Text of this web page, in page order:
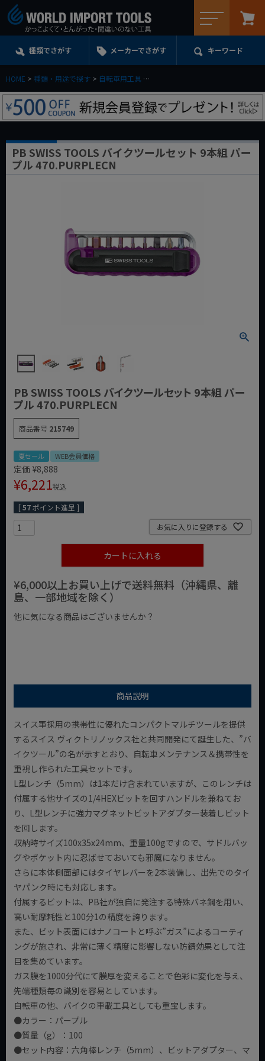
種類でさがす メーカーでさがす キーワード
HOME 種類・用途で探す 自転車用工具
PB SWISS TOOLS バイクツールセット 9本組 パー
プル 470.PURPLECN
PB SWISS TOOLS バイクツールセット 9本組 パー
プル 470.PURPLECN
商品番号 215749
夏セール WEB会員価格
定価 ¥8,888
¥6,221税込
[57ポイント進呈 ]
お気に入りに登録する
カートに入れる
¥6,000以上お買い上げで送料無料（沖縄県、離
島、一部地域を除く）
他に気になる商品はございませんか？
商品説明
スイス軍採用の携帯性に優れたコンパクトマルチツールを提供
するスイス ヴィクトリノックス社と共同開発にて誕生した、”バ
イクツール”の名が示すとおり、自転車メンテナンス＆携帯性を
重視し作られた工具セットです。
L型レンチ（5mm）は1本だけ含まれていますが、このレンチは
付属する他サイズの1/4HEXビットを回すハンドルを兼ねてお
り、L型レンチに強力マグネットビットアダプター装着しビット
を回します。
収納時サイズ100x35x24mm、重量100gですので、サドルバッ
グやポケット内に忍ばせておいても邪魔になりません。
さらに本体側面部にはタイヤレバーを2本装備し、出先でのタイ
ヤパンク時にも対応します。
付属するビットは、PB社が独自に発注する特殊バネ鋼を用い、
高い耐摩耗性と100分1の精度を誇ります。
また、ビット表面にはナノコートと呼ぶ”ガス”によるコーティ
ングが施され、非常に薄く精度に影響しない防錆効果として注
目を集めています。
ガス膜を1000分代にて膜厚を変えることで色彩に変化を与え、
先端種類毎の識別を容易としています。
自転車の他、バイクの車載工具としても重宝します。
●カラー：パープル
●質量（g）：100
●セット内容：六角棒レンチ（5mm）、ビットアダプター、マ